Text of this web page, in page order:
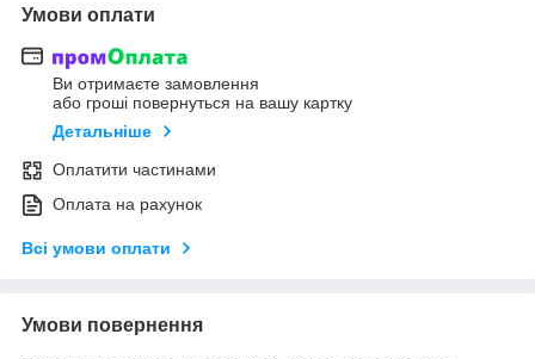
Умови оплати
Ви отримаєте замовлення
або гроші повернуться на вашу картку
Детальніше
Оплатити частинами
Оплата на рахунок
Всі умови оплати
Умови повернення